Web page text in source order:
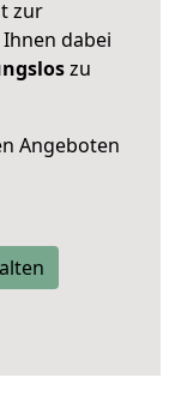
zur
dabei
zu
Angeboten